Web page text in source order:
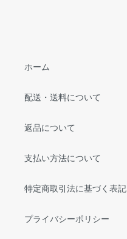
ホーム
配送・送料について
返品について
支払い方法について
特定商取引法に基づく表記
プライバシーポリシー